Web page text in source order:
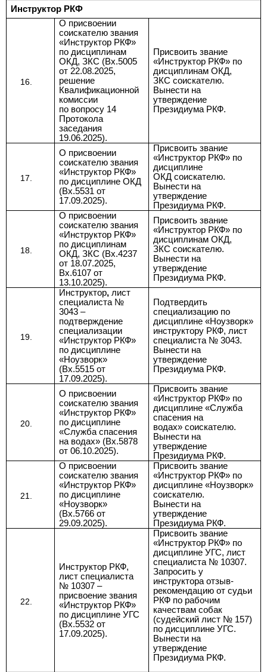
Инструктор РКФ
О присвоении
соискателю звания
«Инструктор РКФ»
по дисциплинам
ОКД, ЗКС (Вх.5005
от 22.08.2025,
решение
Квалификационной
комиссии
по вопросу 14
Протокола
заседания
19.06.2025).
Присвоить звание
«Инструктор РКФ» по
дисциплинам ОКД,
ЗКС соискателю.
Вынести на
утверждение
Президиума РКФ.
О присвоении
соискателю звания
«Инструктор РКФ»
по дисциплине ОКД
(Вх.5531 от
17.09.2025).
Присвоить звание
«Инструктор РКФ» по
дисциплине
ОКД соискателю.
Вынести на
утверждение
Президиума РКФ.
О присвоении
соискателю звания
«Инструктор РКФ»
по дисциплинам
ОКД, ЗКС (Вх.4237
от 18.07.2025,
Вх.6107 от
13.10.2025).
Присвоить звание
«Инструктор РКФ» по
дисциплинам ОКД,
ЗКС соискателю.
Вынести на
утверждение
Президиума РКФ.
Инструктор, лист
специалиста №
3043 –
подтверждение
специализации
«Инструктор РКФ»
по дисциплине
«Ноузворк»
(Вх.5515 от
17.09.2025).
Подтвердить
специализацию по
дисциплине «Ноузворк»
инструктору РКФ, лист
специалиста № 3043.
Вынести на
утверждение
Президиума РКФ.
О присвоении
соискателю звания
«Инструктор РКФ»
по дисциплине
«Служба спасения
на водах» (Вх.5878
от 06.10.2025).
Присвоить звание
«Инструктор РКФ» по
дисциплине «Служба
спасения на
водах» соискателю.
Вынести на
утверждение
Президиума РКФ.
О присвоении
соискателю звания
«Инструктор РКФ»
по дисциплине
«Ноузворк»
(Вх.5766 от
29.09.2025).
Присвоить звание
«Инструктор РКФ» по
дисциплине «Ноузворк»
соискателю.
Вынести на
утверждение
Президиума РКФ.
Инструктор РКФ,
лист специалиста
№ 10307 –
присвоение звания
«Инструктор РКФ»
по дисциплине УГС
(Вх.5532 от
17.09.2025).
Присвоить звание
«Инструктор РКФ» по
дисциплине УГС, лист
специалиста № 10307.
Запросить у
инструктора отзыв-
рекомендацию от судьи
РКФ по рабочим
качествам собак
(судейский лист № 157)
по дисциплине УГС.
Вынести на
утверждение
Президиума РКФ.